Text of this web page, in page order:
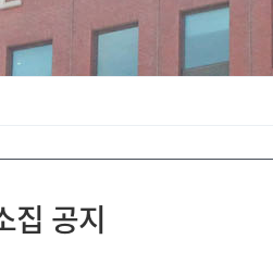
집 공지